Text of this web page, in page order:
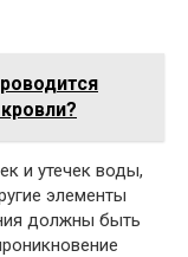
и утечек воды,
элементы
должны быть